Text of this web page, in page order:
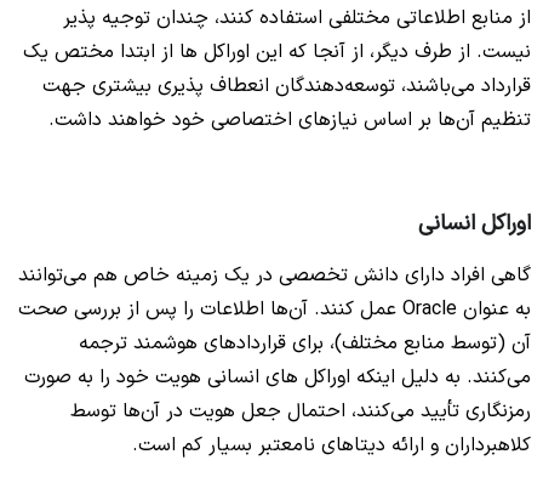
از منابع اطلاعاتی مختلفی استفاده کنند، چندان توجیه‌ پذیر
نیست. از طرف دیگر، از آنجا که این اوراکل‌ ها از ابتدا مختص یک
قرارداد می‌‌باشند، توسعه‌‌دهندگان انعطاف‌ پذیری بیشتری جهت
تنظیم آن‌ها بر اساس نیازهای اختصاصی خود خواهند داشت.
اوراکل انسانی
گاهی افراد دارای دانش تخصصی در یک زمینه خاص هم می‌‌توانند
به عنوان Oracle عمل کنند. آن‌ها اطلاعات را پس از بررسی صحت
آن (توسط منابع مختلف)، برای قراردادهای هوشمند ترجمه
می‌‌کنند. به دلیل اینکه اوراکل‌ های انسانی هویت خود را به صورت
رمزنگاری تأیید می‌‌کنند، احتمال جعل هویت در آن‌ها توسط
کلاهبرداران و ارائه دیتاهای نامعتبر بسیار کم است.